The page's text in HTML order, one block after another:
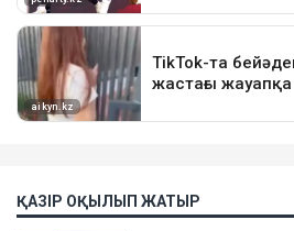
ҚАЗІР ОҚЫЛЫП ЖАТЫР